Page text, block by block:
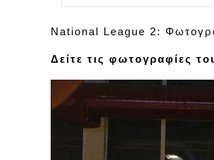
National League 2:
Δείτε τις φωτογραφίες